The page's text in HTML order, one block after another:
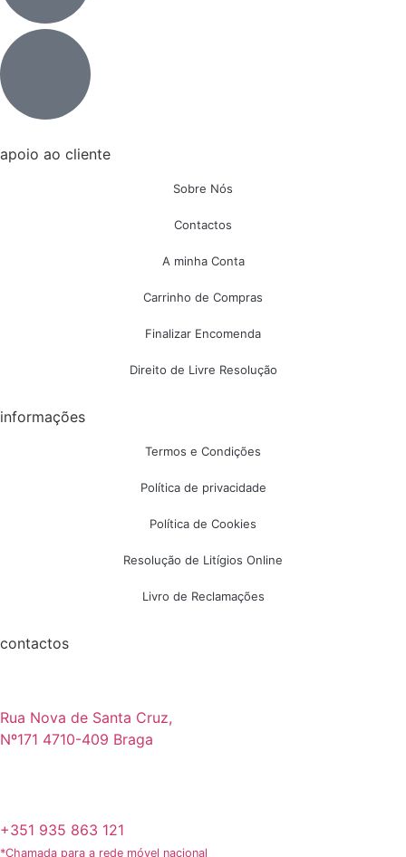
apoio ao cliente
Sobre Nós
Contactos
A minha Conta
Carrinho de Compras
Finalizar Encomenda
Direito de Livre Resolução
informações
Termos e Condições
Política de privacidade
Política de Cookies
Resolução de Litígios Online
Livro de Reclamações
contactos
Rua Nova de Santa Cruz,
Nº171 4710-409 Braga
+351 935 863 121
*Chamada para a rede móvel nacional